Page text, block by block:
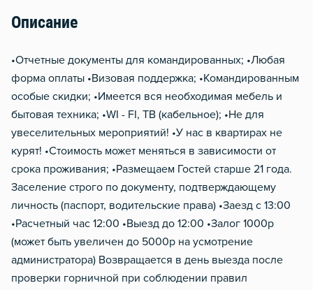
Описание
•Отчетные документы для командированных; •Любая
форма оплаты •Визовая поддержка; •Командированным
особые скидки; •Имеется вся необходимая мебель и
бытовая техника; •WI - FI, ТВ (кабельное); •Не для
увеселительных мероприятий! •У нас в квартирах не
курят! •Стоимость может меняться в зависимости от
срока проживания; •Размещаем Гостей старше 21 года.
Заселение строго по документу, подтверждающему
личность (паспорт, водительские права) •Заезд с 13:00
•Расчетный час 12:00 •Выезд до 12:00 •Залог 1000р
(может быть увеличен до 5000р на усмотрение
администратора) Возвращается в день выезда после
проверки горничной при соблюдении правил